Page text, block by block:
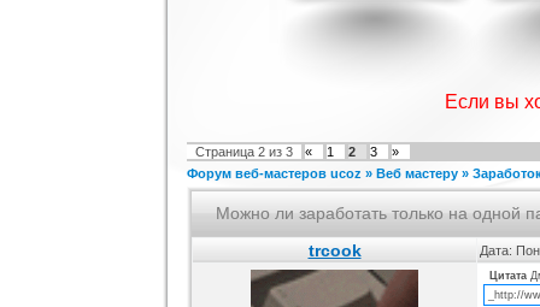
Отличный фотошоп шаблон для
Скрипт
Если вы
Страница 2 из 3 « 1 2 3
»
Форум веб-мастеров ucoz » Веб мастеру »
Можно ли заработать только на одной
trcook
Дата:
Цитата
_http://